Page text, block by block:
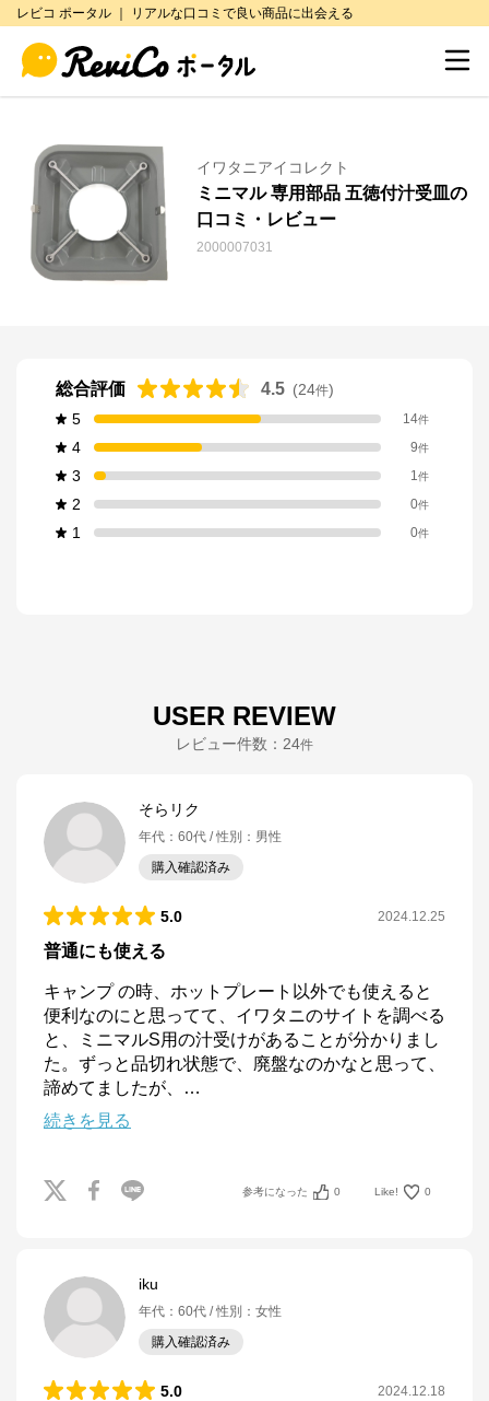
レビコ ポータル ｜ リアルな口コミで良い商品に出会える
イワタニアイコレクト
ミニマル 専用部品 五徳付汁受皿の
口コミ・レビュー
2000007031
総合評価 4.5 (24件)
5
14件
4 9件
3 1件
2 0件
1 0件
USER REVIEW
レビュー件数： 24件
そらリク
年代 ： 60代 性別 ： 男性
購入確認済み
5.0 2024.12.25
普通にも使える
キャンプ の時、ホットプレート以外でも使えると
便利なのにと思ってて、イワタニのサイトを調べる
と、ミニマルS用の汁受けがあることが分かりまし
た。ずっと品切れ状態で、廃盤なのかなと思って、
諦めてましたが、
…
続きを見る
参考になった 0 Like! 0
iku
年代 ： 60代 性別 ： 女性
購入確認済み
5.0 2024.12.18